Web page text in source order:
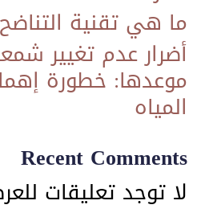
ما هي تقنية
​أضرار عدم تغيير
موعدها: خطورة
المياه
Recent Comments
لا توجد تعليقات